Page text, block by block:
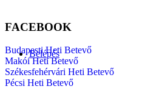
Belépés
FACEBOOK
Budapesti Heti Betevő
Makói Heti Betevő
Székesfehérvári Heti Betevő
Pécsi Heti Betevő